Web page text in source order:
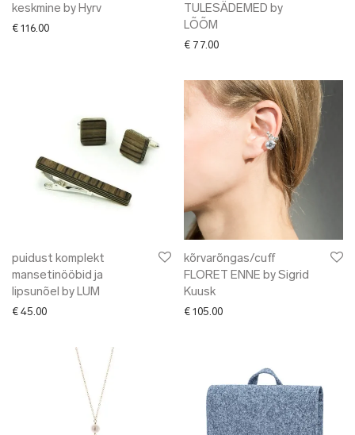
keskmine by Hyrv
€ 116.00
TULESÄDEMED by
LÕÕM
€ 77.00
puidust komplekt
mansetinööbid ja
lipsunõel by LUM
€ 45.00
kõrvarõngas/cuff
FLORET ENNE by Sigrid
Kuusk
€ 105.00